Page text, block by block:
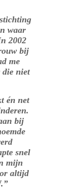
waar
2002
bij
me
die niet
én net
bij
snel
mijn
altijd